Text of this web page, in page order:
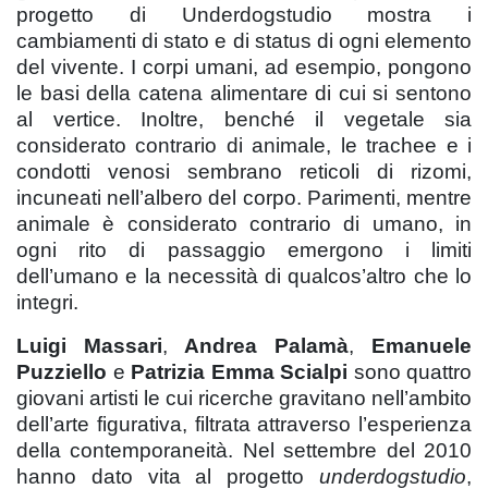
progetto di Underdogstudio mostra i
cambiamenti di stato e di status di ogni elemento
del vivente. I corpi umani, ad esempio, pongono
le basi della catena alimentare di cui si sentono
al vertice. Inoltre, benché il vegetale sia
considerato contrario di animale, le trachee e i
condotti venosi sembrano reticoli di rizomi,
incuneati nell’albero del corpo. Parimenti, mentre
animale è considerato contrario di umano, in
ogni rito di passaggio emergono i limiti
dell’umano e la necessità di qualcos’altro che lo
integri.
Luigi Massari, Andrea Palamà, Emanuele
Puzziello e Patrizia Emma Scialpi sono quattro
giovani artisti le cui ricerche gravitano nell’ambito
dell’arte figurativa, filtrata attraverso l’esperienza
della contemporaneità. Nel settembre del 2010
hanno dato vita al progetto underdogstudio,